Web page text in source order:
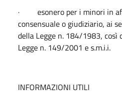
· esonero per i minori in
consensuale o giudiziario, ai
della Legge n. 184/1983, così
Legge n. 149/2001 e s.m.i.i.
INFORMAZIONI UTILI